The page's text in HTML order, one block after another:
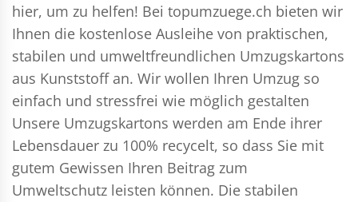
hier, um zu helfen! Bei topumzuege.ch bieten wir
Ihnen die kostenlose Ausleihe von praktischen,
stabilen und umweltfreundlichen Umzugskartons
aus Kunststoff an. Wir wollen Ihren Umzug so
einfach und stressfrei wie möglich gestalten
Unsere Umzugskartons werden am Ende ihrer
Lebensdauer zu 100% recycelt, so dass Sie mit
gutem Gewissen Ihren Beitrag zum
Umweltschutz leisten können. Die stabilen